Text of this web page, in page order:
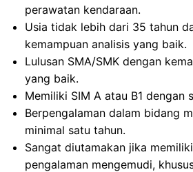
perawatan kendaraan.
Usia tidak lebih dari 35 tahun
kemampuan analisis yang baik.
Lulusan SMA/SMK dengan
yang baik.
Memiliki SIM A atau B1 dengan
Berpengalaman dalam bidang
minimal satu tahun.
Sangat diutamakan jika
pengalaman mengemudi,